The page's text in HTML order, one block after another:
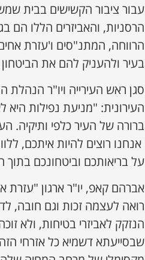
עבור ציבור הקשישים בבית
הרסניות, והאביזרים הללו
הרווחה, המתנ"סים ו'עזרת
בעיר ולהעניק להם את
סגן ראש העירייה ויו"ר
העירונית: "מניעת נפילות
ברורה של העיר כלפי ותיקיה.
אנחנו רוצים להיות איתכם,
על בריאותכם וביטחונכם בתוך
אברהם קאפ, יו"ר ארגון "עזרת
רואה לעצמה זכות וגם חובה,
הנזקק לאביזרי בטיחות, ולא
שבסייעתא דשמיא כל אזרחי